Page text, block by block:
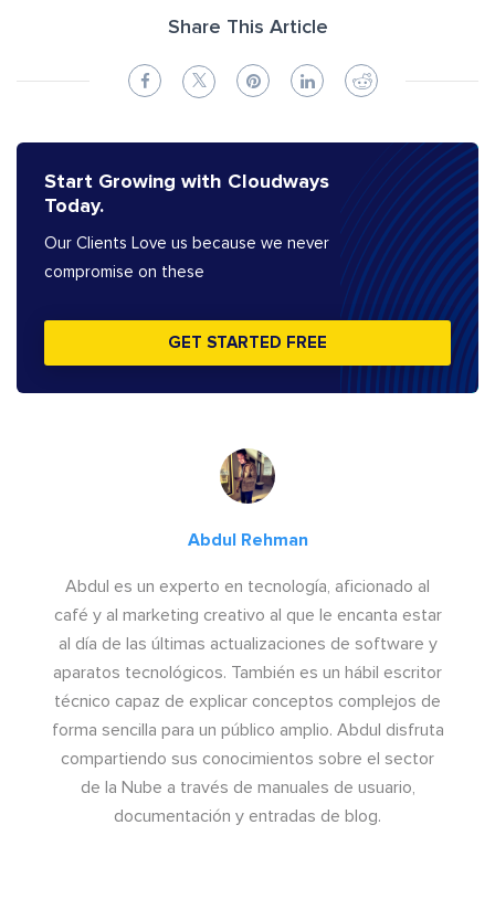
Share This Article
Start Growing with Cloudways
Today.
Our Clients Love us because we never
compromise on these
GET STARTED FREE
Abdul Rehman
Abdul es un experto en tecnología, aficionado al
café y al marketing creativo al que le encanta estar
al día de las últimas actualizaciones de software y
aparatos tecnológicos. También es un hábil escritor
técnico capaz de explicar conceptos complejos de
forma sencilla para un público amplio. Abdul disfruta
compartiendo sus conocimientos sobre el sector
de la Nube a través de manuales de usuario,
documentación y entradas de blog.